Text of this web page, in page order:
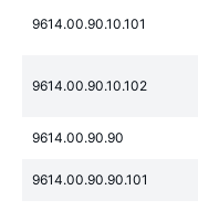
9614.00.90.10.101
9614.00.90.10.102
9614.00.90.90
9614.00.90.90.101